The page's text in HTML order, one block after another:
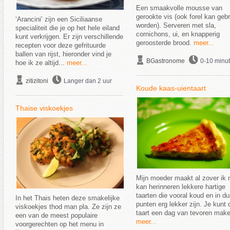
‘Arancini’ zijn een Siciliaanse
specialiteit die je op het hele eiland
kunt verkrijgen. Er zijn verschillende
recepten voor deze gefrituurde
ballen van rijst, hieronder vind je
hoe ik ze altijd... meer...
zitizitoni Langer dan 2 uur
Thaise viskoekjes
In het Thais heten deze smakelijke
viskoekjes thod man pla. Ze zijn ze
een van de meest populaire
voorgerechten op het menu in
Een smaakvolle mousse van
gerookte vis (ook forel kan
worden). Serveren met sla,
cornichons, ui, en knapperig
geroosterde brood. meer...
BGastronome 0-10
Koude kaas-uientaart
Mijn moeder maakt al zover ik
kan herinneren lekkere hartige
taarten die vooral koud en in
punten erg lekker zijn. Je kunt
taart een dag van tevoren
meer...